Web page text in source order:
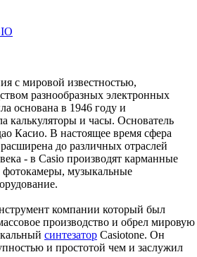
с мировой известностью,
разнообразных электронных
основана в 1946 году и
калькуляторы и часы. Основатель
Касио. В настоящее время сфера
до различных отраслей
- в Casio производят карманные
музыкальные
компании который был
производство и обрел мировую
синтезатор Casiotone. Он
и простотой чем и заслужил